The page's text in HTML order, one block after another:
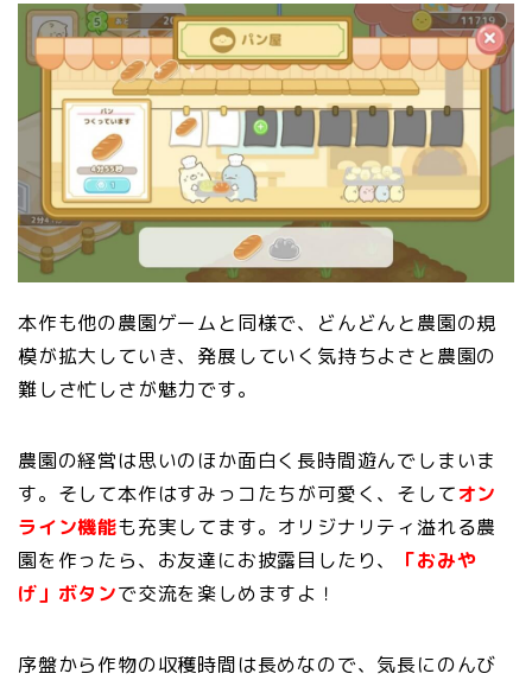
本作も他の農園ゲームと同様で、どんどんと農園の規
模が拡大していき、発展していく気持ちよさと農園の
難しさ忙しさが魅力です。
農園の経営は思いのほか面白く長時間遊んでしまいま
す。そして本作はすみっコたちが可愛く、そしてオン
ライン機能も充実してます。オリジナリティ溢れる農
園を作ったら、お友達にお披露目したり、
「おみや
げ」ボタンで交流を楽しめますよ！
序盤から作物の収穫時間は長めなので、気長にのんび